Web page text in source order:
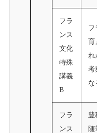
フラ
ンス
文化
特殊
講義
B
フ
育
れ
考
な
フラ
ンス
豊
随